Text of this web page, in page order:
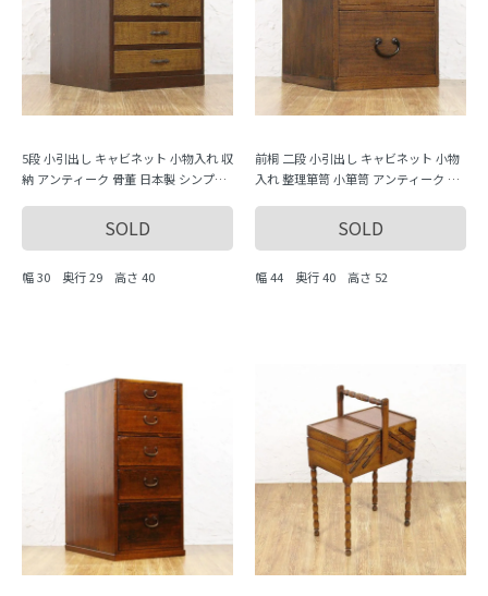
5段 小引出し キャビネット 小物入れ 収
納 アンティーク 骨董 日本製 シンプル
SOLD
幅 30 奥行 29 高さ 40
前桐 二段 小引出し キャビネット 小物
入れ 整理箪笥 小箪笥 アンティーク 骨
SOLD
幅 44 奥行 40 高さ 52